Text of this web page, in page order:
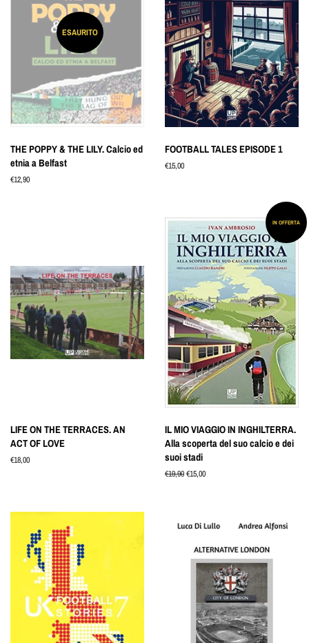
ESAURITO
THE POPPY & THE LILY. Calcio ed
etnia a Belfast
Prezzo
€12,90
FOOTBALL TALES EPISODE 1
Prezzo
€15,00
LIFE ON THE TERRACES. AN
ACT OF LOVE
Prezzo
€18,00
IN OFFERTA
IL MIO VIAGGIO IN INGHILTERRA.
Alla scoperta del suo calcio e dei
suoi stadi
Prezzo
€19,90Prezzo
€15,00